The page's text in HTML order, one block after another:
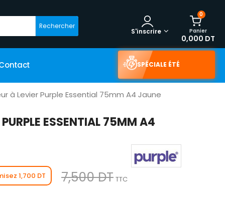
Rechercher
0
Panier
0,000 DT
S'inscrire
SPÉCIALE ÉTÉ
à Levier Purple Essential 75mm A4 Jaune
ESSENTIAL 75MM A4
1,700 DT 7,500 DT TTC